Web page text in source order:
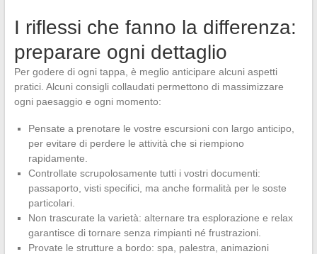
I riflessi che fanno la differenza:
preparare ogni dettaglio
Per godere di ogni tappa, è meglio anticipare alcuni aspetti
pratici. Alcuni consigli collaudati permettono di massimizzare
ogni paesaggio e ogni momento:
Pensate a prenotare le vostre escursioni con largo anticipo,
per evitare di perdere le attività che si riempiono
rapidamente.
Controllate scrupolosamente tutti i vostri documenti:
passaporto, visti specifici, ma anche formalità per le soste
particolari.
Non trascurate la varietà: alternare tra esplorazione e relax
garantisce di tornare senza rimpianti né frustrazioni.
Provate le strutture a bordo: spa, palestra, animazioni